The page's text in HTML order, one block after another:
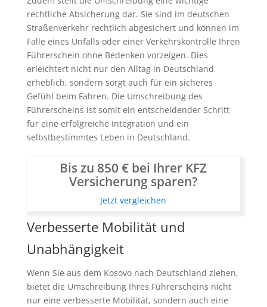
rechtliche Absicherung dar. Sie sind im deutschen
Straßenverkehr rechtlich abgesichert und können im
Falle eines Unfalls oder einer Verkehrskontrolle Ihren
Führerschein ohne Bedenken vorzeigen. Dies
erleichtert nicht nur den Alltag in Deutschland
erheblich, sondern sorgt auch für ein sicheres
Gefühl beim Fahren. Die Umschreibung des
Führerscheins ist somit ein entscheidender Schritt
für eine erfolgreiche Integration und ein
selbstbestimmtes Leben in Deutschland.
Bis zu 850 € bei Ihrer KFZ
Versicherung sparen?
Jetzt vergleichen
Verbesserte Mobilität und
Unabhängigkeit
Wenn Sie aus dem Kosovo nach Deutschland ziehen,
bietet die Umschreibung Ihres Führerscheins nicht
nur eine verbesserte Mobilität, sondern auch eine